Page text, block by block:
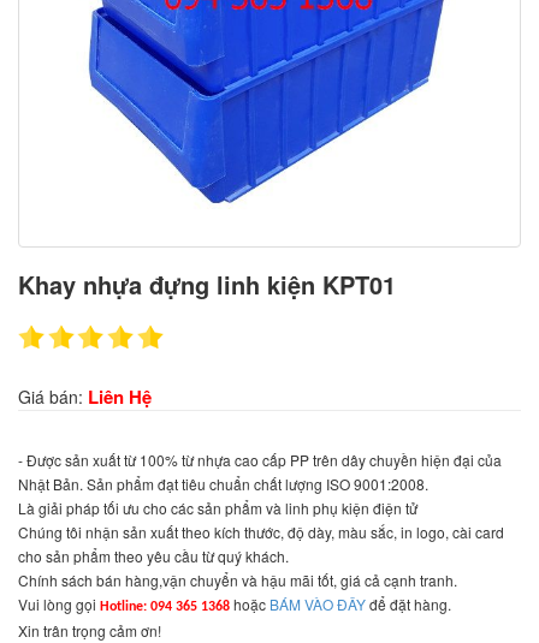
Khay nhựa đựng linh kiện KPT01
Giá bán: Liên Hệ
- Được sản xuất từ 100% từ nhựa cao cấp PP trên dây chuyền hiện đại của
Nhật Bản. Sản phẩm đạt tiêu chuẩn chất lượng ISO 9001:2008.
Là giải pháp tối ưu cho các sản phẩm và linh phụ kiện điện tử
Chúng tôi nhận sản xuất theo kích thước, độ dày, màu sắc, in logo, cài card
cho sản phẩm theo yêu cầu từ quý khách.
Chính sách bán hàng,vận chuyển và hậu mãi tốt, giá cả cạnh tranh.
Vui lòng gọi Hotline: 094 365 1368 hoặc BÁM VÀO ĐÂYđể đặt hàng.
Xin trân trọng cảm ơn!